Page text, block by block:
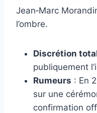
Jean‑Marc
l’ombre.
Discrétion
publiquement
Rumeurs : En
sur une
confirmation